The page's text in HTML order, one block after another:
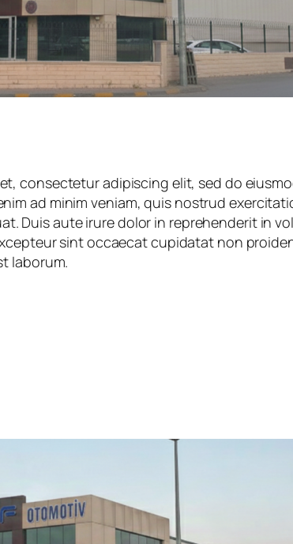
consectetur adipiscing elit, sed do
ad minim veniam, quis nostrud
Duis aute irure dolor in reprehenderit in
sint occaecat cupidatat non
laborum.